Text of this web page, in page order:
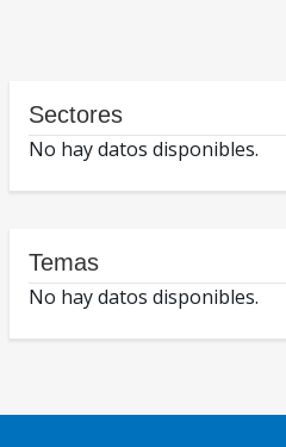
Sectores
No hay datos disponibles.
Temas
No hay datos disponibles.